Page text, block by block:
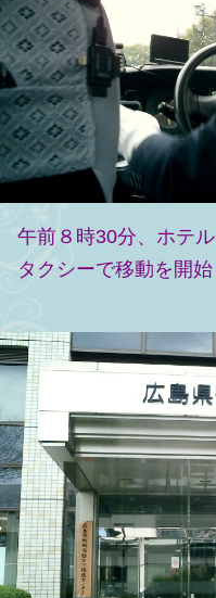
午前８時30分、ホテ
タクシーで移動を開始